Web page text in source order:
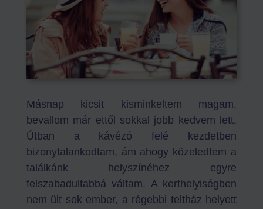
Másnap kicsit kisminkeltem magam,
bevallom már ettől sokkal jobb kedvem lett.
Útban a kávézó felé kezdetben
bizonytalankodtam, ám ahogy közeledtem a
találkánk helyszínéhez egyre
felszabadultabbá váltam. A kerthelyiségben
nem ült sok ember, a régebbi teltház helyett